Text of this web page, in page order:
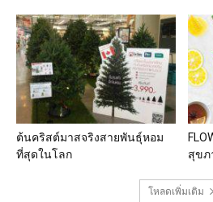
ต้นคริสต์มาสจริงสายพันธุ์หอม
ที่สุดในโลก
สุขภ
โหลดเพิ่มเติม